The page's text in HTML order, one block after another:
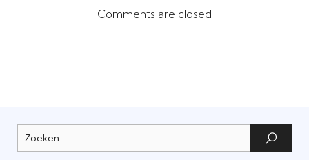
Comments are closed